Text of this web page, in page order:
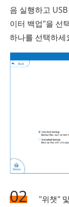
음 실행하고
이터 백업"을 선
하나를 선택하세
02
"위챗"